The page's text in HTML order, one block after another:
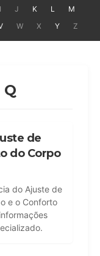
I J K L
M
W X Y Z
de
do Corpo
do Ajuste de
e o Conforto